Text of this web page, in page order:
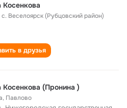
Косенкова
с. Веселоярск (Рубцовский район)
в друзья
Косенкова (Пронина )
, Павлово